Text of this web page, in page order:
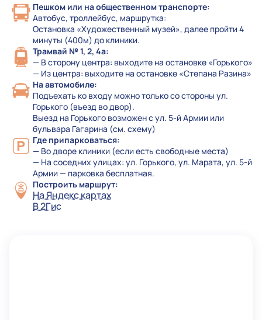
Пешком или на общественном транспорте:
Автобус, троллейбус, маршрутка:
Остановка «Художественный музей», далее пройти 4
минуты (400м) до клиники.
Трамвай № 1, 2, 4а:
— В сторону центра: выходите на остановке «Горького»
— Из центра: выходите на остановке «Степана Разина»
На автомобиле:
Подъехать ко входу можно только со стороны ул.
Горького (въезд во двор).
Выезд на Горького возможен с ул. 5-й Армии или
бульвара Гагарина (см. схему)
Где припарковаться:
— Во дворе клиники (если есть свободные места)
— На соседних улицах: ул. Горького, ул. Марата, ул. 5-й
Армии — парковка бесплатная.
Построить маршрут:
На Яндекс картах
В 2Гис